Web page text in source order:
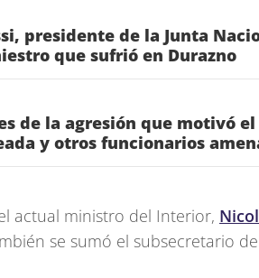
presidente de la Junta
que sufrió en Durazno
de la agresión que motivó el
y otros funcionarios
actual ministro del Interior,
se sumó el subsecretario